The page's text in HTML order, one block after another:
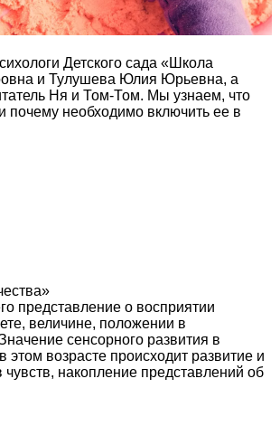
Детского сада «Школа
и Тулушева Юлия Юрьевна, а
Ня и Том-Том. Мы узнаем, что
почему необходимо включить ее в
представление о восприятии
величине, положении в
сенсорного развития в
этом возрасте происходит развитие и
накопление представлений об